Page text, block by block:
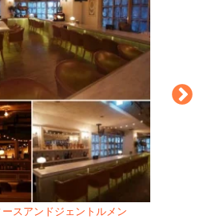
スアンドジェントルメン